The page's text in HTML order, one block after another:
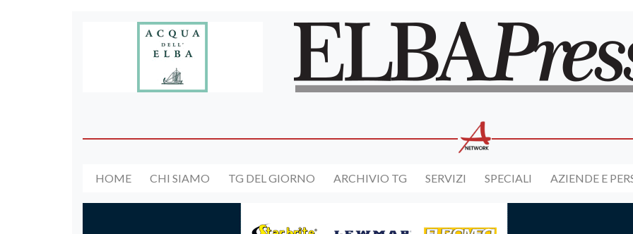
HOME CHI SIAMO TG DEL GIORNO ARCHIVIO TG SERVIZI SPECIALI AZIENDE E